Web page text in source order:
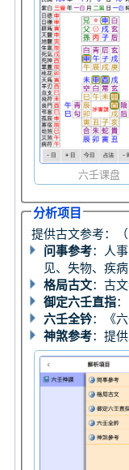
六壬课盘
分析项目
提供古文参考：
问事参考：人
见、失物、疾病
格局古文：古文
御定六壬直指
六壬全钤：《
神煞参考：提